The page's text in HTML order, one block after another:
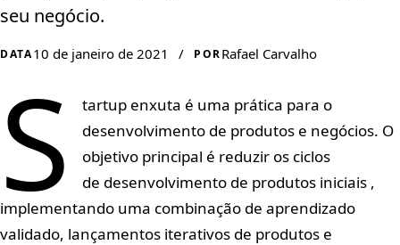
seu negócio.
DATA10 de janeiro de 2021 / PORRafael Carvalho
S
tartup enxuta é uma prática para o
desenvolvimento de produtos e negócios. O
objetivo principal é reduzir os ciclos
de desenvolvimento de produtos iniciais ,
implementando uma combinação de aprendizado
validado, lançamentos iterativos de produtos e